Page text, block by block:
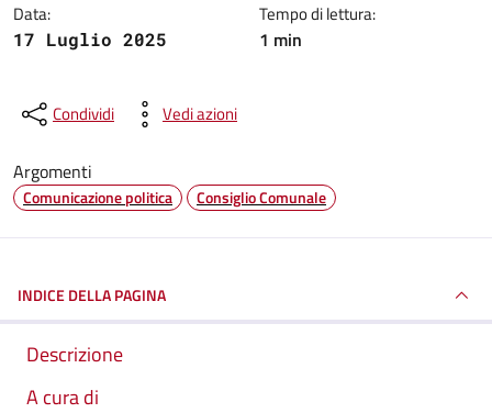
Data:
17 Luglio 2025
Tempo di lettura:
1 min
Condividi Vedi azioni
Argomenti
Comunicazione politica Consiglio Comunale
INDICE DELLA PAGINA
Descrizione
A cura di